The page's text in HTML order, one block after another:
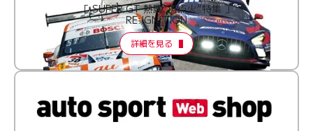
［ SUPER GT 熱闘“再点火”特集 ］
RE:IGNITION
詳細を見る